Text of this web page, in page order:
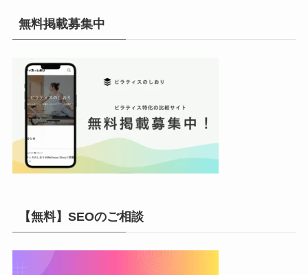
イ
ブ
無料掲載募集中
【無料】SEOのご相談